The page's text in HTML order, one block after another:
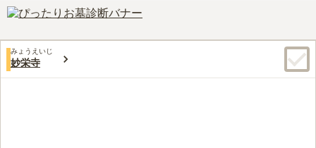
を伝えています。永代供養墓・樹木葬も整い、宗派を問わずどな
たでも利用でき、継続費用の負担なく、安心して永く供養を託す
みょうえいじ
妙栄寺